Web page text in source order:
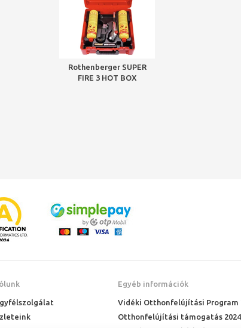
Rothenberger SUPER
FIRE 3 HOT BOX
Egyéb információk
Vidéki Otthonfelújítási Program
Otthonfelújítási támogatás 2024